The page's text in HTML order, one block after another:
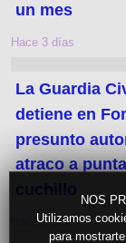
NOS
Utilizamos
para
un mes
Hace 3 días
La Guardia
detiene en
presunto
atraco a
Hace 6 días